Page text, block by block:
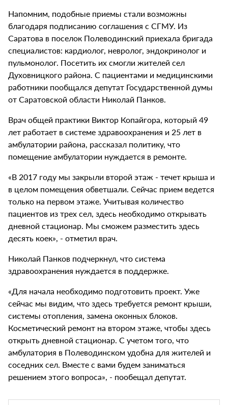
Напомним, подобные приемы стали возможны
благодаря подписанию соглашения с СГМУ. Из
Саратова в поселок Полеводинский приехала бригада
специалистов: кардиолог, невролог, эндокринолог и
пульмонолог. Посетить их смогли жителей сел
Духовницкого района. С пациентами и медицинскими
работники пообщался депутат Государственной думы
от Саратовской области Николай Панков.
Врач общей практики Виктор Копайгора, который 49
лет работает в системе здравоохранения и 25 лет в
амбулатории района, рассказал политику, что
помещение амбулатории нуждается в ремонте.
«В 2017 году мы закрыли второй этаж - течет крыша и
в целом помещения обветшали. Сейчас прием ведется
только на первом этаже. Учитывая количество
пациентов из трех сел, здесь необходимо открывать
дневной стационар. Мы сможем разместить здесь
десять коек», - отметил врач.
Николай Панков подчеркнул, что система
здравоохранения нуждается в поддержке.
«Для начала необходимо подготовить проект. Уже
сейчас мы видим, что здесь требуется ремонт крыши,
системы отопления, замена оконных блоков.
Косметический ремонт на втором этаже, чтобы здесь
открыть дневной стационар. С учетом того, что
амбулатория в Полеводинском удобна для жителей и
соседних сел. Вместе с вами будем заниматься
решением этого вопроса», - пообещал депутат.